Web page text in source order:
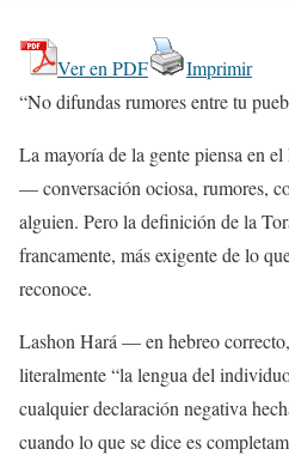
Ver en PDF
Imprimir
“No difundas rumores entre tu
La mayoría de la gente piensa en
— conversación ociosa, rumores,
alguien. Pero la definición de la
francamente, más exigente de lo
reconoce.
Lashon Hará — en hebreo correcto,
literalmente “la lengua del
cualquier declaración negativa
cuando lo que se dice es